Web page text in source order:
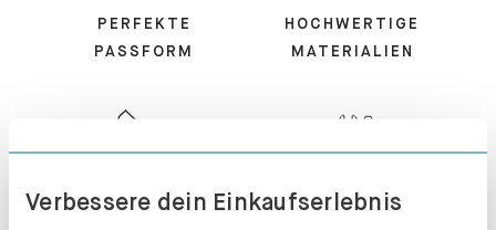
Verbessere dein Einkaufserlebnis
PERFEKTE
PASSFORM
HOCHWERTIGE
MATERIALIEN
KUNDENSERVICE
MONTIERT -